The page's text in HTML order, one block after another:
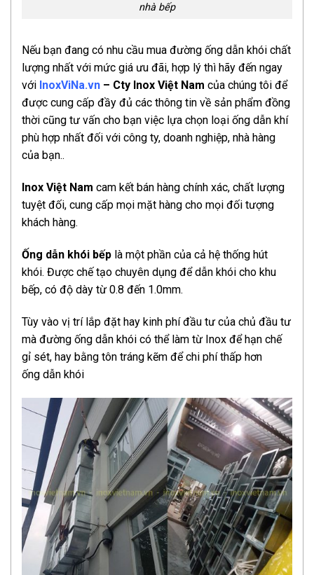
nhà bếp
Nếu bạn đang có nhu cầu mua đường ống dẫn khói chất
lượng nhất với mức giá ưu đãi, hợp lý thì hãy đến ngay
với InoxViNa.vn – Cty Inox Việt Nam của chúng tôi để
được cung cấp đầy đủ các thông tin về sản phẩm đồng
thời cũng tư vấn cho bạn việc lựa chọn loại ống dẫn khí
phù hợp nhất đối với công ty, doanh nghiệp, nhà hàng
của bạn..
Inox Việt Nam cam kết bán hàng chính xác, chất lượng
tuyệt đối, cung cấp mọi mặt hàng cho mọi đối tượng
khách hàng.
Ống dẫn khói bếp là một phần của cả hệ thống hút
khói. Được chế tạo chuyên dụng để dẫn khói cho khu
bếp, có độ dày từ 0.8 đến 1.0mm.
Tùy vào vị trí lắp đặt hay kinh phí đầu tư của chủ đầu tư
mà đường ống dẫn khói có thể làm từ Inox để hạn chế
gỉ sét, hay bằng tôn tráng kẽm để chi phí thấp hơn
ống dẫn khói